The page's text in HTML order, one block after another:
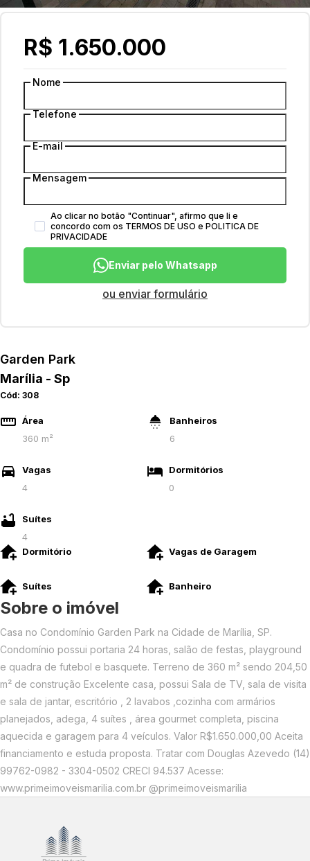
Garden Park
Marília - Sp
Cód: 308
Área
360 m²
Banheiros
6
Vagas
4
Dormitórios
0
Suítes
4
Dormitório
Vagas de Garagem
Suítes Banheiro
Sobre o imóvel
Casa no Condomínio Garden Park na Cidade de Marília, SP.
Condomínio possui portaria 24 horas, salão de festas, playground
e quadra de futebol e basquete. Terreno de 360 m² sendo 204,50
m² de construção Excelente casa, possui Sala de TV, sala de visita
e sala de jantar, escritório , 2 lavabos ,cozinha com armários
planejados, adega, 4 suítes , área gourmet completa, piscina
aquecida e garagem para 4 veículos. Valor R$1.650.000,00 Aceita
financiamento e estuda proposta. Tratar com Douglas Azevedo (14)
99762-0982 - 3304-0502 CRECI 94.537 Acesse:
www.primeimoveismarilia.com.br @primeimoveismarilia
R$ 1.650.000
Nome
Telefone
E-mail
Mensagem
Ao clicar no botão "Continuar", afirmo que li e
concordo com os TERMOS DE USO e POLITICA DE
PRIVACIDADE
Enviar pelo Whatsapp
ou enviar formulário